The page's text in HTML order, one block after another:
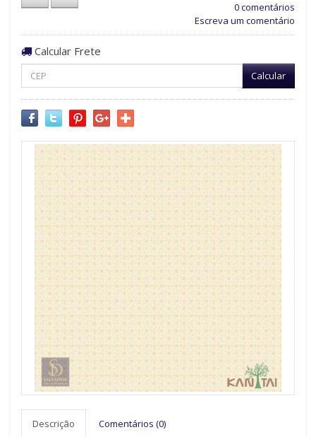
0 comentários
Escreva um comentário
Calcular Frete
Calcular
Descrição Comentários (0)